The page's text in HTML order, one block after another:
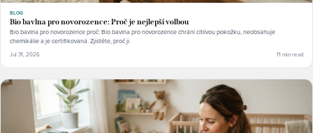
BLOG
Bio bavlna pro novorozence: Proč je nejlepší volbou
Bio bavlna pro novorozence proč: Bio bavlna pro novorozence chrání citlivou pokožku, neobsahuje
chemikálie a je certifikovaná. Zjistěte, proč ji.
Jul 31, 2026 11 min read